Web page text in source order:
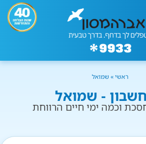
ראשי» שמואל
- שמואל
וכמה ימי חיים הרווחת